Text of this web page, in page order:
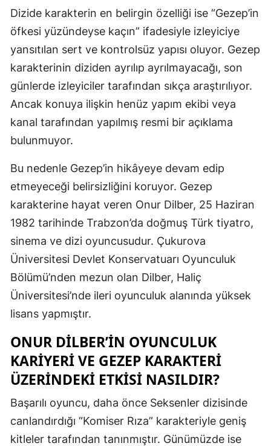
Malatya
Manisa
Mardin
Muğla
Ordu
Sakarya
Tokat
Trabzon
Dizide karakterin en belirgin özelliği ise “Gezep’in
öfkesi yüzündeyse kaçın” ifadesiyle izleyiciye
yansıtılan sert ve kontrolsüz yapısı oluyor. Gezep
karakterinin diziden ayrılıp ayrılmayacağı, son
günlerde izleyiciler tarafından sıkça araştırılıyor.
Ancak konuya ilişkin henüz yapım ekibi veya
kanal tarafından yapılmış resmi bir açıklama
bulunmuyor.
Bu nedenle Gezep’in hikâyeye devam edip
etmeyeceği belirsizliğini koruyor. Gezep
karakterine hayat veren Onur Dilber, 25 Haziran
1982 tarihinde Trabzon’da doğmuş Türk tiyatro,
sinema ve dizi oyuncusudur. Çukurova
Üniversitesi Devlet Konservatuarı Oyunculuk
Bölümü’nden mezun olan Dilber, Haliç
Üniversitesi’nde ileri oyunculuk alanında yüksek
lisans yapmıştır.
ONUR DILBER’IN OYUNCULUK
KARIYERI VE GEZEP KARAKTERI
ÜZERINDEKI ETKISI NASILDIR?
Başarılı oyuncu, daha önce Seksenler dizisinde
canlandırdığı “Komiser Rıza” karakteriyle geniş
kitleler tarafından tanınmıştır. Günümüzde ise